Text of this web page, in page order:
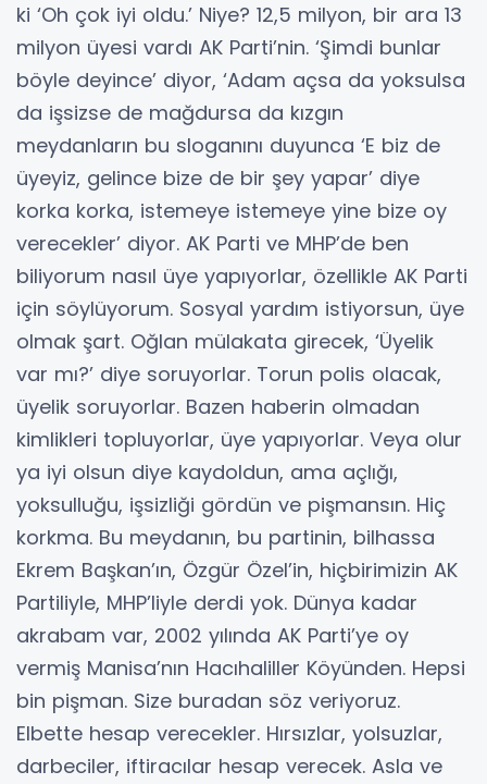
ki ‘Oh çok iyi oldu.’ Niye? 12,5 milyon, bir ara 13
milyon üyesi vardı AK Parti’nin. ‘Şimdi bunlar
böyle deyince’ diyor, ‘Adam açsa da yoksulsa
da işsizse de mağdursa da kızgın
meydanların bu sloganını duyunca ‘E biz de
üyeyiz, gelince bize de bir şey yapar’ diye
korka korka, istemeye istemeye yine bize oy
verecekler’ diyor. AK Parti ve MHP’de ben
biliyorum nasıl üye yapıyorlar, özellikle AK Parti
için söylüyorum. Sosyal yardım istiyorsun, üye
olmak şart. Oğlan mülakata girecek, ‘Üyelik
var mı?’ diye soruyorlar. Torun polis olacak,
üyelik soruyorlar. Bazen haberin olmadan
kimlikleri topluyorlar, üye yapıyorlar. Veya olur
ya iyi olsun diye kaydoldun, ama açlığı,
yoksulluğu, işsizliği gördün ve pişmansın. Hiç
korkma. Bu meydanın, bu partinin, bilhassa
Ekrem Başkan’ın, Özgür Özel’in, hiçbirimizin AK
Partiliyle, MHP’liyle derdi yok. Dünya kadar
akrabam var, 2002 yılında AK Parti’ye oy
vermiş Manisa’nın Hacıhaliller Köyünden. Hepsi
bin pişman. Size buradan söz veriyoruz.
Elbette hesap verecekler. Hırsızlar, yolsuzlar,
darbeciler, iftiracılar hesap verecek. Asla ve